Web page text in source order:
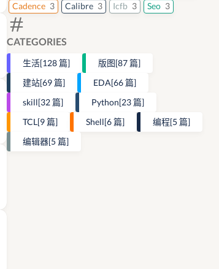
Cadence 3 Calibre 3 Icfb 3 Seo 3
CATEGORIES
生活[128 篇] 版图[87 篇]
建站[69 篇] EDA[66 篇]
skill[32 篇] Python[23 篇]
TCL[9 篇] Shell[6 篇] 编程[5 篇]
编辑器[5 篇]